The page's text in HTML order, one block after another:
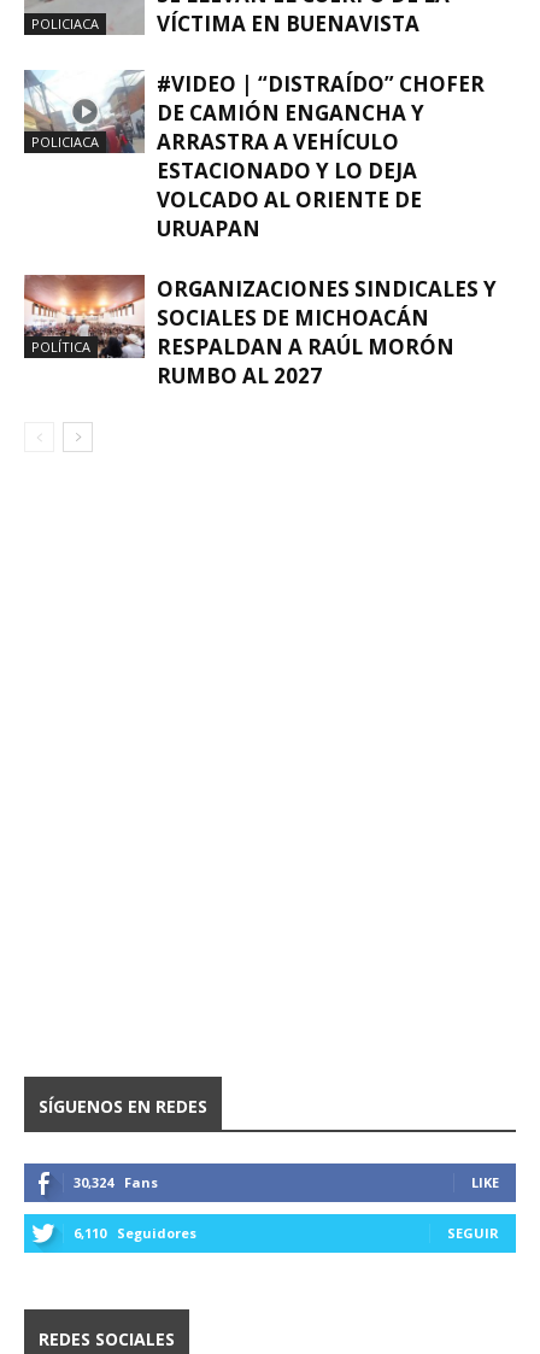
POLICIACA
VÍCTIMA EN BUENAVISTA
POLICIACA
#VIDEO | “DISTRAÍDO” CHOFER
DE CAMIÓN ENGANCHA Y
ARRASTRA A VEHÍCULO
ESTACIONADO Y LO DEJA
VOLCADO AL ORIENTE DE
URUAPAN
POLÍTICA
ORGANIZACIONES SINDICALES Y
SOCIALES DE MICHOACÁN
RESPALDAN A RAÚL MORÓN
RUMBO AL 2027
SÍGUENOS EN REDES
30,324 Fans LIKE
6,110 Seguidores SEGUIR
REDES SOCIALES